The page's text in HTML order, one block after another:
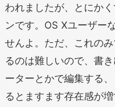
われましたが、とにか
ンです。OS Xユーザー
せんよ。ただ、これの
るのは難しいので、書
ーターとかで編集する
るとますます存在感が